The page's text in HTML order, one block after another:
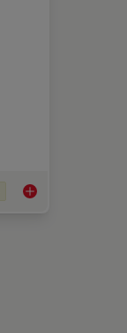
Human Blood Cells